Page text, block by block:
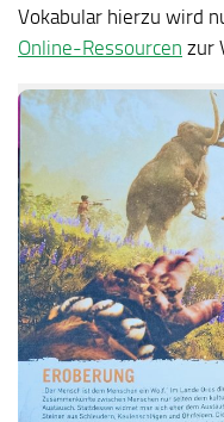
Vokabular hierzu wird
Online-Ressourcen zur